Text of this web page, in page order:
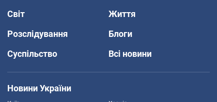
Світ
Життя
Розслідування
Блоги
Суспільство
Всі новини
Новини України